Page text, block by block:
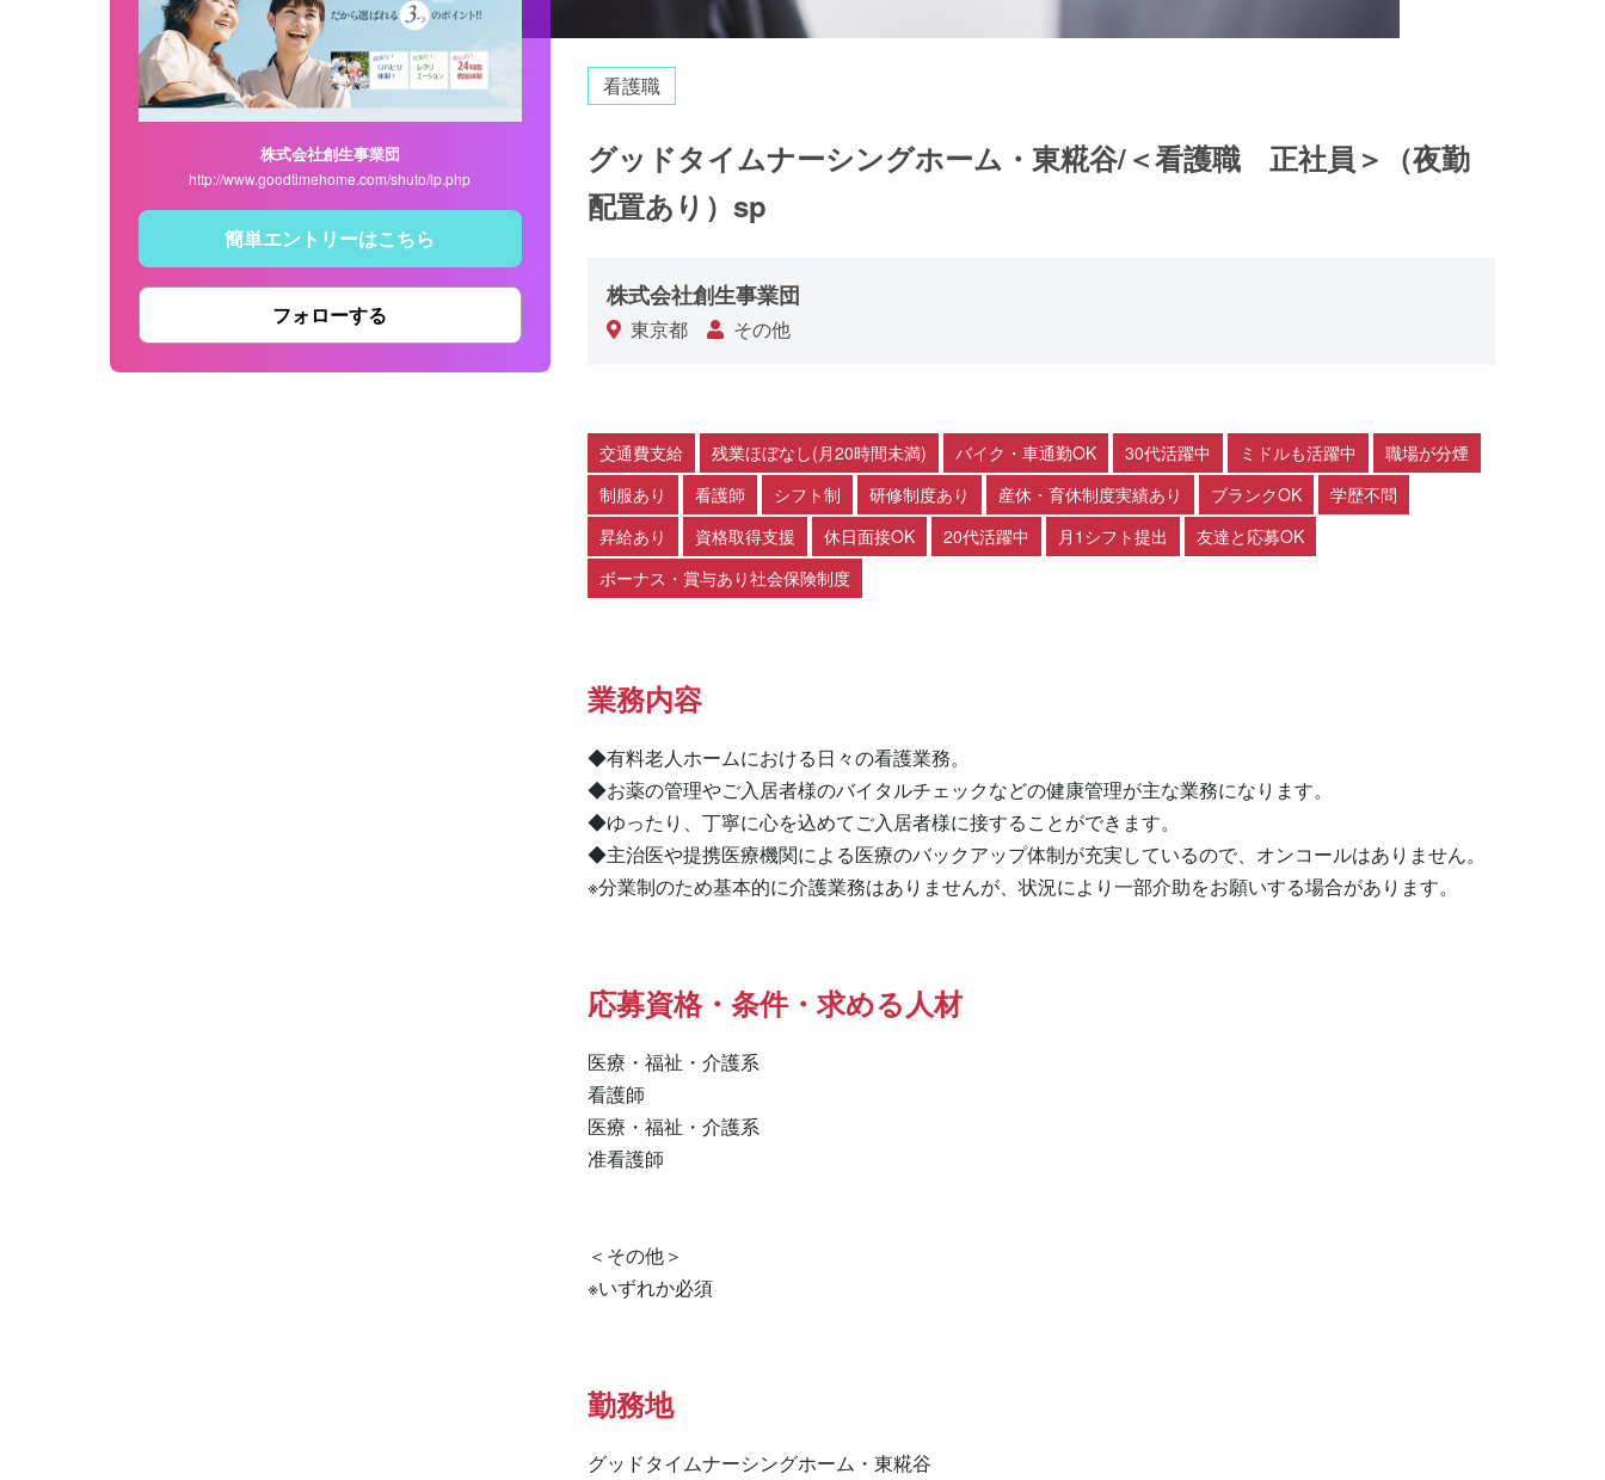
株式会社創生事業団
http://www.goodtimehome.com/shuto/lp.php
簡単エントリーはこちら
フォローする
看護職
グッドタイムナーシングホーム・東糀谷/＜看護職 正社員＞（夜勤
配置あり）sp
株式会社創生事業団
東京都 その他
交通費支給 残業ほぼなし(月20時間未満) バイク・車通勤OK 30代活躍中 ミドルも活躍中
職場が分煙
制服あり
看護師 シフト制 研修制度あり 産休・育休制度実績あり ブランクOK
学歴不問
昇給あり
資格取得支援 休日面接OK 20代活躍中 月1シフト提出
友達と応募OK
ボーナス・賞与あり社会保険制度
業務内容
◆有料老人ホームにおける日々の看護業務。
◆お薬の管理やご入居者様のバイタルチェックなどの健康管理が主な業務になります。
◆ゆったり、丁寧に心を込めてご入居者様に接することができます。
◆主治医や提携医療機関による医療のバックアップ体制が充実しているので、オンコールはありません。
※分業制のため基本的に介護業務はありませんが、状況により一部介助をお願いする場合があります。
応募資格・条件・求める人材
医療・福祉・介護系
看護師
医療・福祉・介護系
准看護師
＜その他＞
※いずれか必須
勤務地
グッドタイムナーシングホーム・東糀谷